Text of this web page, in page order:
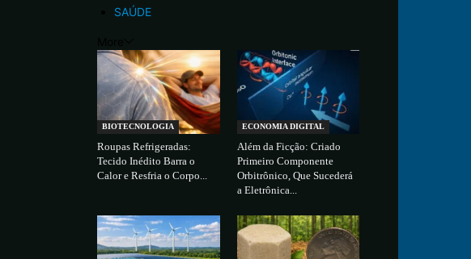
SAÚDE
BIOTECNOLOGIA
Roupas Refrigeradas:
Tecido Inédito Barra o
Calor e Resfria o Corpo...
ECONOMIA DIGITAL
Além da Ficção: Criado
Primeiro Componente
Orbitrônico, Que Sucederá
a Eletrônica...